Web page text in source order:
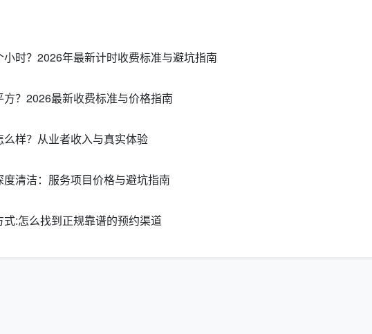
月
天深度打理的人
/次
元/月
庭，极讲究整洁度
8小
500 ~ 800元/
刚装好待入住的新房子抑或是空置期住宅，仅需定
-2。当然，如果选择每周额外增加服务次数或增加特殊收纳整理服务，总支
时？2026年最新计时收费标准与避坑指南
？2026最新收费标准与价格指南
样？从业者收入与真实体验
清洁：服务项目价格与避坑指南
:怎么找到正规靠谱的预约渠道